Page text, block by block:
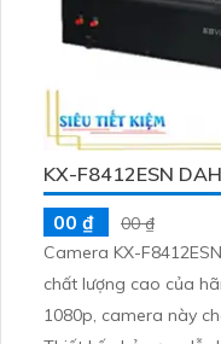
KX-F8412ESN
00 ₫
00 ₫
Camera KX-
chất lượng cao của hãng KX. Với độ
1080p, camera này